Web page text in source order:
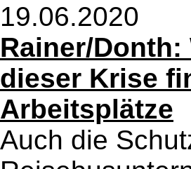
19.06.2020
Rainer/
dieser Krise
Arbeitsplätze
Auch die